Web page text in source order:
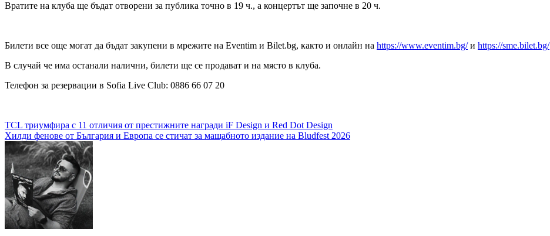
Вратите на клуба ще бъдат отворени за публика точно в 19 ч., а концертът ще започне в 20 ч.
Билети все още могат да бъдат закупени в мрежите на Eventim и Bilet.bg, както и онлайн на https://www.eventim.bg/и https://sme.bilet.bg/
В случай че има останали налични, билети ще се продават и на място в клуба.
Телефон за резервации в Sofia Live Club: 0886 66 07 20
Навигация
TCL триумфира с 11 отличия от престижните награди iF Design и Red Dot Design
Хилди фенове от България и Европа се стичат за мащабното издание на Bludfest 2026